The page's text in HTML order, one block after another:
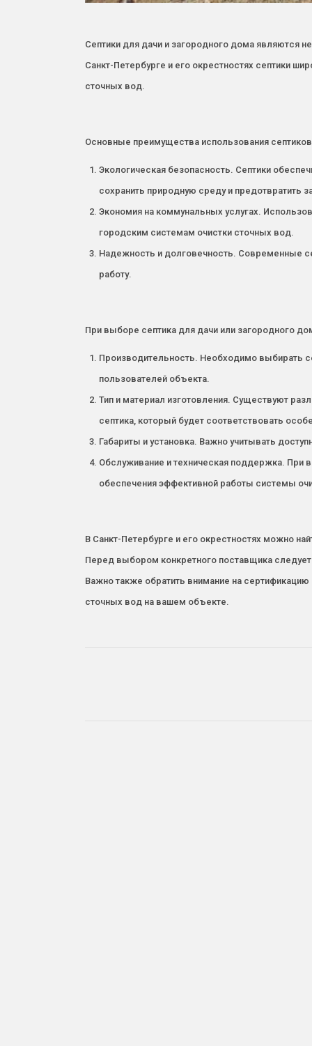
Септики для дачи и загородного дома являются
Санкт-Петербурге и его окрестностях септики
сточных вод.
Основные преимущества использования
Экологическая безопасность. Септики
сохранить природную среду и предотвратить
Экономия на коммунальных услугах.
городским системам очистки сточных вод.
Надежность и долговечность. Современные
работу.
При выборе септика для дачи или загородного
Производительность. Необходимо выбирать
пользователей объекта.
Тип и материал изготовления. Существуют
септика, который будет соответствовать
Габариты и установка. Важно учитывать
Обслуживание и техническая поддержка. При
обеспечения эффективной работы системы
В Санкт-Петербурге и его окрестностях можно
Перед выбором конкретного поставщика
Важно также обратить внимание на
сточных вод на вашем объекте.